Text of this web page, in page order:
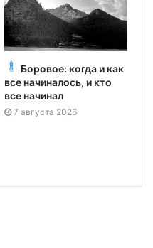
Боровое: когда и как
все начиналось, и кто
все начинал
7 августа 2026